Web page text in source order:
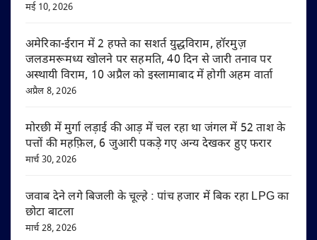
मई 10, 2026
अमेरिका-ईरान में 2 हफ्ते का सशर्त युद्धविराम, हॉरमुज़
जलडमरूमध्य खोलने पर सहमति, 40 दिन से जारी तनाव पर
अस्थायी विराम, 10 अप्रैल को इस्लामाबाद में होगी अहम वार्ता
अप्रैल 8, 2026
मोरछी में मुर्गा लड़ाई की आड़ में चल रहा था जंगल में 52 ताश के
पत्तों की महफ़िल, 6 जुआरी पकड़े गए अन्य देखकर हुए फरार
मार्च 30, 2026
जवाब देने लगे बिजली के चूल्हे : पांच हजार में बिक रहा LPG का
छोटा बाटला
मार्च 28, 2026